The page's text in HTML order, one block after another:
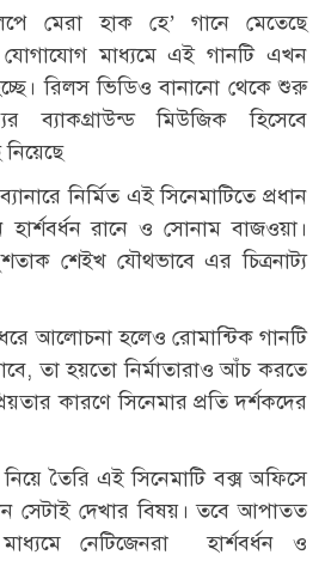
মেরা হাক হে’ গানে মেতেছে
যোগাযোগ মাধ্যমে এই গানটি এখন
রিলস ভিডিও বানানো থেকে শুরু
ব্যাকগ্রাউন্ড মিউজিক হিসেবে
নির্মিত এই সিনেমাটিতে প্রধান
হার্শবর্ধন রানে ও সোনাম বাজওয়া।
শেইখ যৌথভাবে এর চিত্রনাট্য
ধরে আলোচনা হলেও রোমান্টিক গানটি
তা হয়তো নির্মাতারাও আঁচ করতে
কারণে সিনেমার প্রতি দর্শকদের
তৈরি এই সিনেমাটি বক্স অফিসে
সেটাই দেখার বিষয়। তবে আপাতত
নেটিজেনরা হার্শবর্ধন ও